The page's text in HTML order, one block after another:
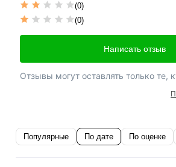
Популярные По дате По оценке
(0)
(0)
Написать отзыв
Отзывы могут оставлять только те,